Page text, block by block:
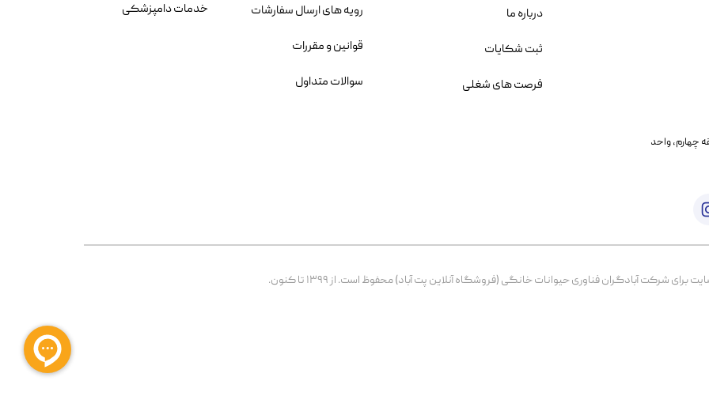
خیابان بنی هاشم پلاک ۲۰۲ ، طبقه چهارم، واحد
شرکت آبادگران فناوری حیوانات خانگی (فروشگاه آنلاین پت آباد) محفوظ است. از ۱۳۹۹ تا کنون.
رویه های ارسال سفارشات
قوانین و مقررات
سوالات متداول
درباره ما
ثبت شکایات
فرصت های شغلی
خدمات دامپزشکی